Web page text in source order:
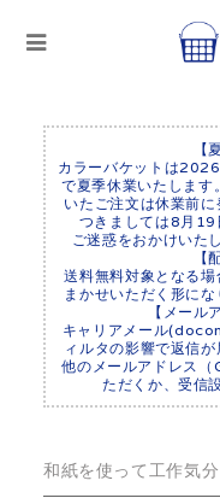
【
カラーバケットは
で夏季休業いたしま
いたご注文は休業前
つきましては8月19
ご迷惑をおかけいた
【
送料無料対象となる
まかせいただく形に
【メール
キャリアメール
ィルタの影響で返信
他のメールアドレス
ただくか、受信
和紙を使って工作気